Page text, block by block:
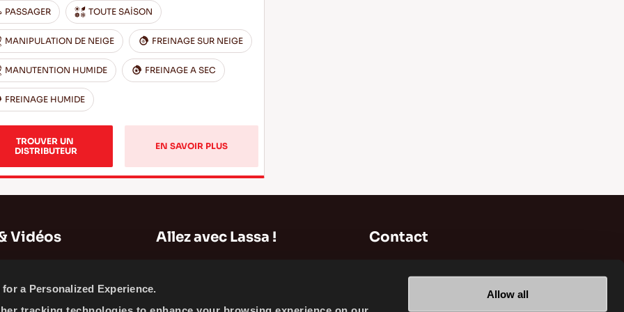
a Personalized Experience.
Allow all
PASSAGER TOUTE SAİSON
MANIPULATION DE NEIGE FREINAGE SUR NEIGE
MANUTENTION HUMIDE FREINAGE A SEC
FREINAGE HUMIDE
TROUVER UN
DISTRIBUTEUR
EN SAVOIR PLUS
Vidéos Allez avec Lassa ! Contact